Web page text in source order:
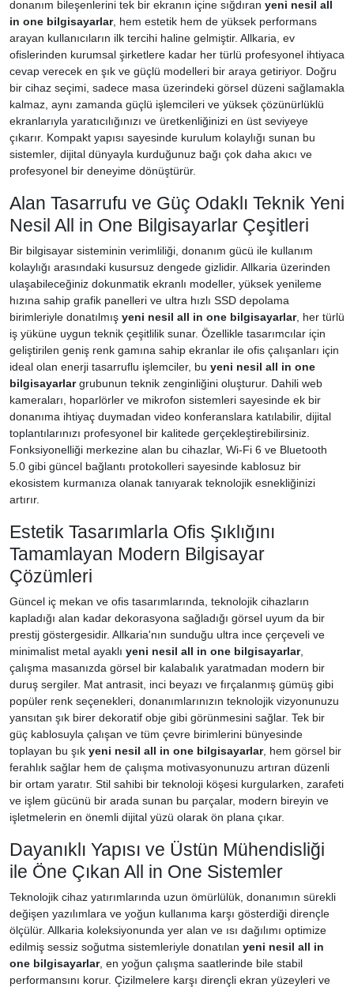
donanım bileşenlerini tek bir ekranın içine sığdıran yeni nesil all
in one bilgisayarlar, hem estetik hem de yüksek performans
arayan kullanıcıların ilk tercihi haline gelmiştir. Allkaria, ev
ofislerinden kurumsal şirketlere kadar her türlü profesyonel ihtiyaca
cevap verecek en şık ve güçlü modelleri bir araya getiriyor. Doğru
bir cihaz seçimi, sadece masa üzerindeki görsel düzeni sağlamakla
kalmaz, aynı zamanda güçlü işlemcileri ve yüksek çözünürlüklü
ekranlarıyla yaratıcılığınızı ve üretkenliğinizi en üst seviyeye
çıkarır. Kompakt yapısı sayesinde kurulum kolaylığı sunan bu
sistemler, dijital dünyayla kurduğunuz bağı çok daha akıcı ve
profesyonel bir deneyime dönüştürür.
Alan Tasarrufu ve Güç Odaklı Teknik Yeni
Nesil All in One Bilgisayarlar Çeşitleri
Bir bilgisayar sisteminin verimliliği, donanım gücü ile kullanım
kolaylığı arasındaki kusursuz dengede gizlidir. Allkaria üzerinden
ulaşabileceğiniz dokunmatik ekranlı modeller, yüksek yenileme
hızına sahip grafik panelleri ve ultra hızlı SSD depolama
birimleriyle donatılmış yeni nesil all in one bilgisayarlar, her türlü
iş yüküne uygun teknik çeşitlilik sunar. Özellikle tasarımcılar için
geliştirilen geniş renk gamına sahip ekranlar ile ofis çalışanları için
ideal olan enerji tasarruflu işlemciler, bu yeni nesil all in one
bilgisayarlargrubunun teknik zenginliğini oluşturur. Dahili web
kameraları, hoparlörler ve mikrofon sistemleri sayesinde ek bir
donanıma ihtiyaç duymadan video konferanslara katılabilir, dijital
toplantılarınızı profesyonel bir kalitede gerçekleştirebilirsiniz.
Fonksiyonelliği merkezine alan bu cihazlar, Wi-Fi 6 ve Bluetooth
5.0 gibi güncel bağlantı protokolleri sayesinde kablosuz bir
ekosistem kurmanıza olanak tanıyarak teknolojik esnekliğinizi
artırır.
Estetik Tasarımlarla Ofis Şıklığını
Tamamlayan Modern Bilgisayar
Çözümleri
Güncel iç mekan ve ofis tasarımlarında, teknolojik cihazların
kapladığı alan kadar dekorasyona sağladığı görsel uyum da bir
prestij göstergesidir. Allkaria'nın sunduğu ultra ince çerçeveli ve
minimalist metal ayaklı yeni nesil all in one bilgisayarlar,
çalışma masanızda görsel bir kalabalık yaratmadan modern bir
duruş sergiler. Mat antrasit, inci beyazı ve fırçalanmış gümüş gibi
popüler renk seçenekleri, donanımlarınızın teknolojik vizyonunuzu
yansıtan şık birer dekoratif obje gibi görünmesini sağlar. Tek bir
güç kablosuyla çalışan ve tüm çevre birimlerini bünyesinde
toplayan bu şık yeni nesil all in one bilgisayarlar, hem görsel bir
ferahlık sağlar hem de çalışma motivasyonunuzu artıran düzenli
bir ortam yaratır. Stil sahibi bir teknoloji köşesi kurgularken, zarafeti
ve işlem gücünü bir arada sunan bu parçalar, modern bireyin ve
işletmelerin en önemli dijital yüzü olarak ön plana çıkar.
Dayanıklı Yapısı ve Üstün Mühendisliği
ile Öne Çıkan All in One Sistemler
Teknolojik cihaz yatırımlarında uzun ömürlülük, donanımın sürekli
değişen yazılımlara ve yoğun kullanıma karşı gösterdiği dirençle
ölçülür. Allkaria koleksiyonunda yer alan ve ısı dağılımı optimize
edilmiş sessiz soğutma sistemleriyle donatılan yeni nesil all in
one bilgisayarlar, en yoğun çalışma saatlerinde bile stabil
performansını korur. Çizilmelere karşı dirençli ekran yüzeyleri ve